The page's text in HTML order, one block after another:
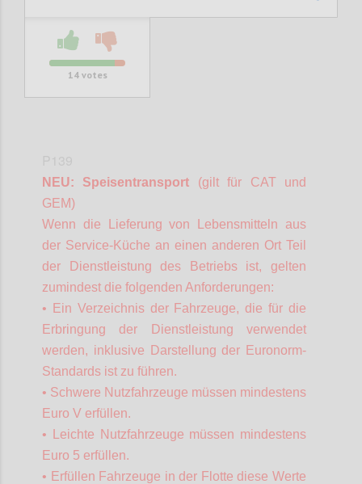
14votes
NEU: Speisentransport (gilt für CAT und
GEM)
Wenn die Lieferung von Lebensmitteln aus
der Service-Küche an einen anderen Ort Teil
der Dienstleistung des Betriebs ist, gelten
zumindest die folgenden Anforderungen:
• Ein Verzeichnis der Fahrzeuge, die für die
Erbringung der Dienstleistung verwendet
werden, inklusive Darstellung der Euronorm-
Standards ist zu führen.
• Schwere Nutzfahrzeuge müssen mindestens
Euro V erfüllen.
• Leichte Nutzfahrzeuge müssen mindestens
Euro 5 erfüllen.
• Erfüllen Fahrzeuge in der Flotte diese Werte